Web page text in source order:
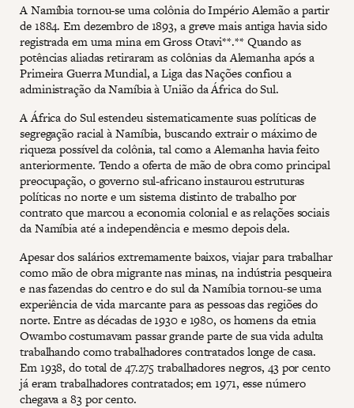
A Namíbia tornou-se uma colônia do Império Alemão a partir
de 1884. Em dezembro de 1893, a greve mais antiga havia sido
registrada em uma mina em Gross Otavi**.** Quando as
potências aliadas retiraram as colônias da Alemanha após a
Primeira Guerra Mundial, a Liga das Nações confiou a
administração da Namíbia à União da África do Sul.
A África do Sul estendeu sistematicamente suas políticas de
segregação racial à Namíbia, buscando extrair o máximo de
riqueza possível da colônia, tal como a Alemanha havia feito
anteriormente. Tendo a oferta de mão de obra como principal
preocupação, o governo sul-africano instaurou estruturas
políticas no norte e um sistema distinto de trabalho por
contrato que marcou a economia colonial e as relações sociais
da Namíbia até a independência e mesmo depois dela.
Apesar dos salários extremamente baixos, viajar para trabalhar
como mão de obra migrante nas minas, na indústria pesqueira
e nas fazendas do centro e do sul da Namíbia tornou-se uma
experiência de vida marcante para as pessoas das regiões do
norte. Entre as décadas de 1930 e 1980, os homens da etnia
Owambo costumavam passar grande parte de sua vida adulta
trabalhando como trabalhadores contratados longe de casa.
Em 1938, do total de 47.275 trabalhadores negros, 43 por cento
já eram trabalhadores contratados; em 1971, esse número
chegava a 83 por cento.